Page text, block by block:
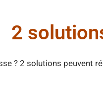
2
? 2 solutions peuvent